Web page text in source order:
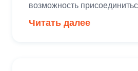
возможность
профориентационную
Читать далее